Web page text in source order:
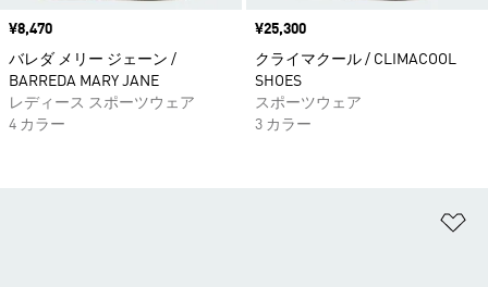
価格
¥8,470
バレダ メリー ジェーン /
BARREDA MARY JANE
レディース スポーツウェア
4 カラー
価格
¥25,300
クライマクール / CLIMACOOL
SHOES
スポーツウェア
3 カラー